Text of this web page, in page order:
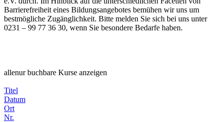
Barrierefreiheit eines Bildungsangebotes bemühen wir uns um
bestmögliche Zugänglichkeit. Bitte melden Sie sich bei uns unter
0231 – 99 77 36 30, wenn Sie besondere Bedarfe haben.
allenur buchbare Kurse anzeigen
Titel
Datum
Ort
Nr.